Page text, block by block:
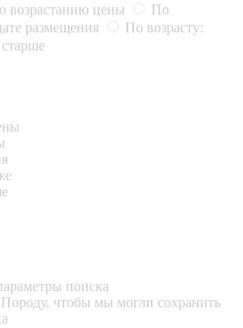
возрастанию цены
По
размещения
По возрасту:
поиска
чтобы мы могли сохранить